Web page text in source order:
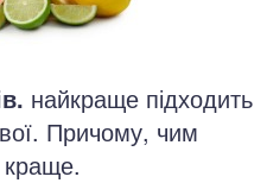
найкраще підходить
Причому, чим